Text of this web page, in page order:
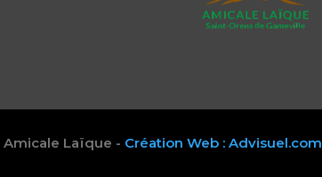
Laïque - Création Web : Advisuel.com